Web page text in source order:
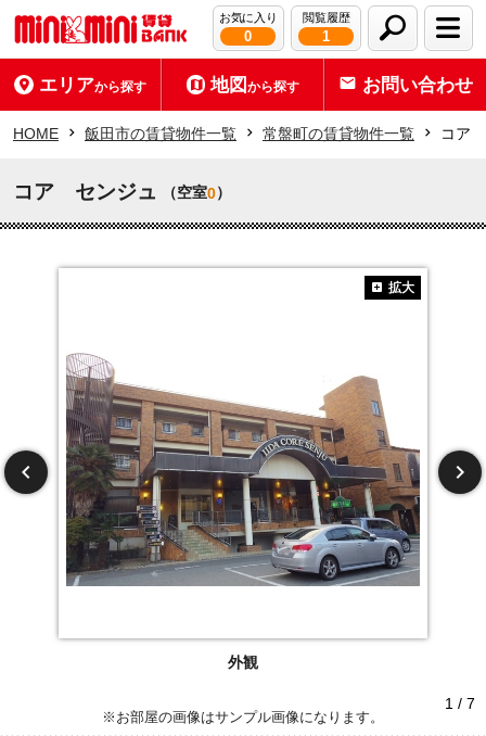
お気に入り
0
閲覧履歴
1
エリアから探す 地図から探す お問い合わせ
HOME 飯田市の賃貸物件一覧 常盤町の賃貸物件一覧 コア
コア センジュ （空室0）
外観
拡大
1 / 7
※お部屋の画像はサンプル画像になります。